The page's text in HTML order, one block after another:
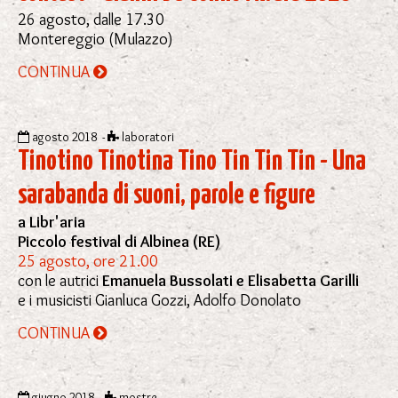
26 agosto, dalle 17.30
Montereggio (Mulazzo)
CONTINUA
agosto 2018 - laboratori
Tinotino Tinotina Tino Tin Tin Tin - Una
sarabanda di suoni, parole e figure
a Libr'aria
Piccolo festival di Albinea (RE)
25 agosto, ore 21.00
con le autriciEmanuela Bussolati e Elisabetta Garilli
e i musicisti Gianluca Gozzi, Adolfo Donolato
CONTINUA